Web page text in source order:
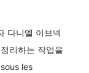
다니엘 이브넥
리하는 작업을
les